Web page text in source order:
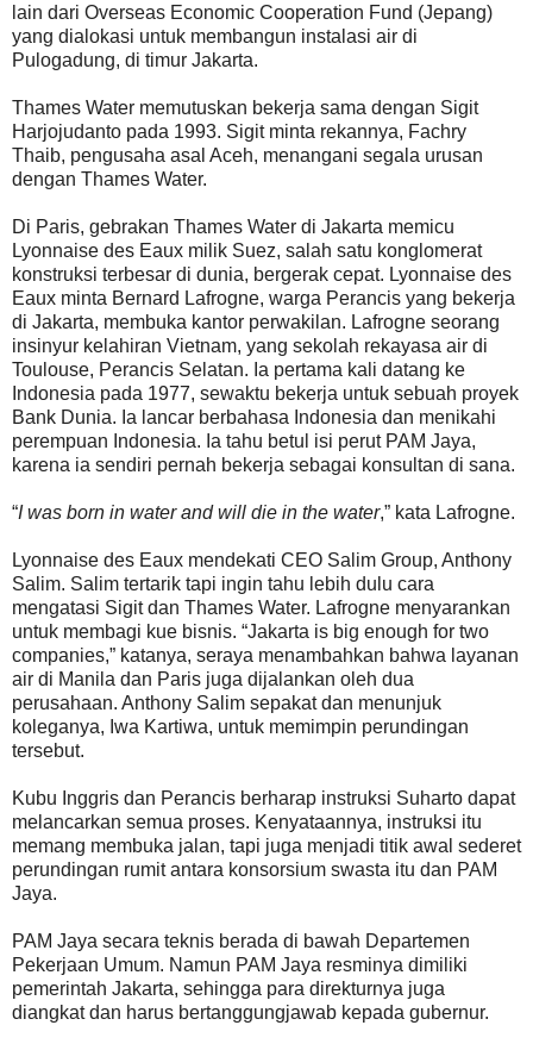
lain dari Overseas Economic Cooperation Fund (Jepang)
yang dialokasi untuk membangun instalasi air di
Pulogadung, di timur Jakarta.
Thames Water memutuskan bekerja sama dengan Sigit
Harjojudanto pada 1993. Sigit minta rekannya, Fachry
Thaib, pengusaha asal Aceh, menangani segala urusan
dengan Thames Water.
Di Paris, gebrakan Thames Water di Jakarta memicu
Lyonnaise des Eaux milik Suez, salah satu konglomerat
konstruksi terbesar di dunia, bergerak cepat. Lyonnaise des
Eaux minta Bernard Lafrogne, warga Perancis yang bekerja
di Jakarta, membuka kantor perwakilan. Lafrogne seorang
insinyur kelahiran Vietnam, yang sekolah rekayasa air di
Toulouse, Perancis Selatan. Ia pertama kali datang ke
Indonesia pada 1977, sewaktu bekerja untuk sebuah proyek
Bank Dunia. Ia lancar berbahasa Indonesia dan menikahi
perempuan Indonesia. Ia tahu betul isi perut PAM Jaya,
karena ia sendiri pernah bekerja sebagai konsultan di sana.
“I was born in water and will die in the water,” kata Lafrogne.
Lyonnaise des Eaux mendekati CEO Salim Group, Anthony
Salim. Salim tertarik tapi ingin tahu lebih dulu cara
mengatasi Sigit dan Thames Water. Lafrogne menyarankan
untuk membagi kue bisnis. “Jakarta is big enough for two
companies,” katanya, seraya menambahkan bahwa layanan
air di Manila dan Paris juga dijalankan oleh dua
perusahaan. Anthony Salim sepakat dan menunjuk
koleganya, Iwa Kartiwa, untuk memimpin perundingan
tersebut.
Kubu Inggris dan Perancis berharap instruksi Suharto dapat
melancarkan semua proses. Kenyataannya, instruksi itu
memang membuka jalan, tapi juga menjadi titik awal sederet
perundingan rumit antara konsorsium swasta itu dan PAM
Jaya.
PAM Jaya secara teknis berada di bawah Departemen
Pekerjaan Umum. Namun PAM Jaya resminya dimiliki
pemerintah Jakarta, sehingga para direkturnya juga
diangkat dan harus bertanggungjawab kepada gubernur.